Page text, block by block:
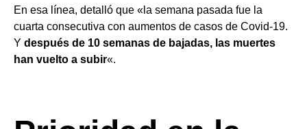
En esa línea, detalló que «la semana pasada fue la
cuarta consecutiva con aumentos de casos de Covid-19.
Y después de 10 semanas de bajadas, las muertes
han vuelto a subir«.